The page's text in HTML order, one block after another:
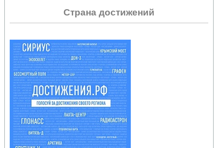
Страна достижений